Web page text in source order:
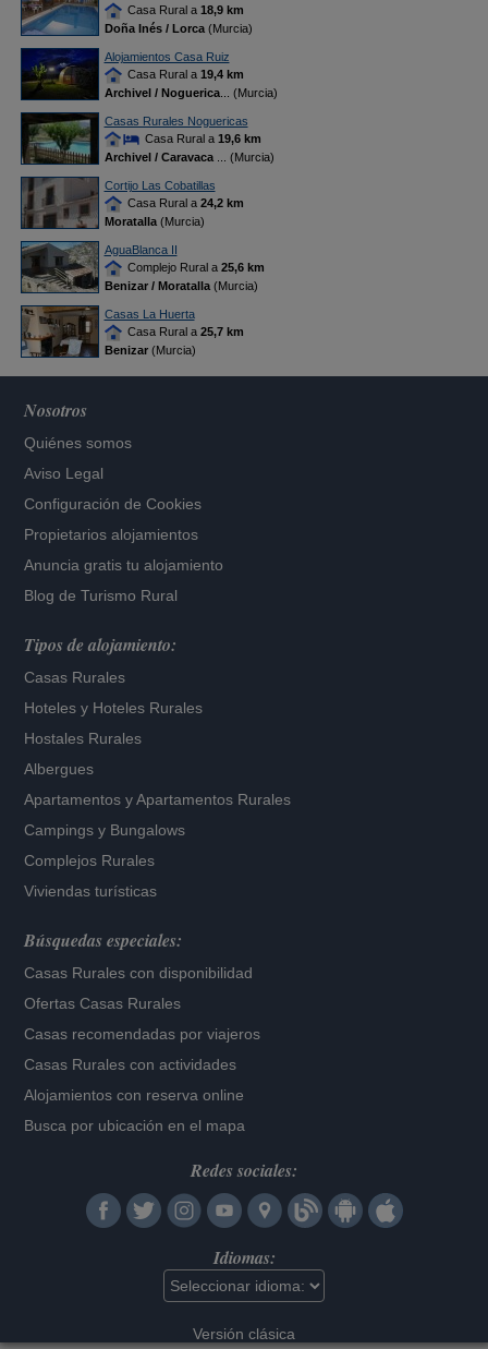
Casa Rural a 18,9 km
Doña Inés / Lorca(Murcia)
Alojamientos Casa Ruiz
Casa Rural a 19,4 km
Archivel / Noguerica... (Murcia)
Casas Rurales Noguericas
Casa Rural a 19,6 km
Archivel / Caravaca
... (Murcia)
Cortijo Las Cobatillas
Casa Rural a 24,2 km
Moratalla(Murcia)
AguaBlanca II
Complejo Rural a 25,6 km
Benizar / Moratalla(Murcia)
Casas La Huerta
Casa Rural a 25,7 km
Benizar(Murcia)
Nosotros
Quiénes somos
Aviso Legal
Configuración de Cookies
Propietarios alojamientos
Anuncia gratis tu alojamiento
Blog de Turismo Rural
Tipos de alojamiento:
Casas Rurales
Hoteles y Hoteles Rurales
Hostales Rurales
Albergues
Apartamentos yApartamentos Rurales
Campings y Bungalows
Complejos Rurales
Viviendas turísticas
Búsquedas especiales:
Casas Rurales con disponibilidad
Ofertas Casas Rurales
Casas recomendadas por viajeros
Casas Rurales con actividades
Alojamientos con reserva online
Busca por ubicación en el mapa
Redes sociales:
Idiomas:
Versión clásica